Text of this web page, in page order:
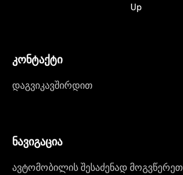
Up
კონტაქტი
დაგვიკავშირდით
ნავიგაცია
ავტომობილის შესაძენად მოგვწერეთ